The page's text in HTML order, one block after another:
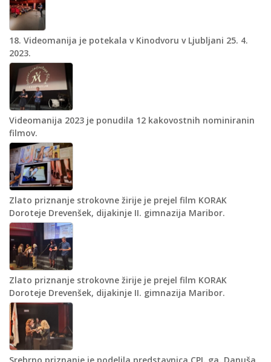
18. Videomanija je potekala v Kinodvoru v Ljubljani 25. 4.
2023.
Videomanija 2023 je ponudila 12 kakovostnih nominiranin
filmov.
Zlato priznanje strokovne žirije je prejel film KORAK
Doroteje Drevenšek, dijakinje II. gimnazija Maribor.
Zlato priznanje strokovne žirije je prejel film KORAK
Doroteje Drevenšek, dijakinje II. gimnazija Maribor.